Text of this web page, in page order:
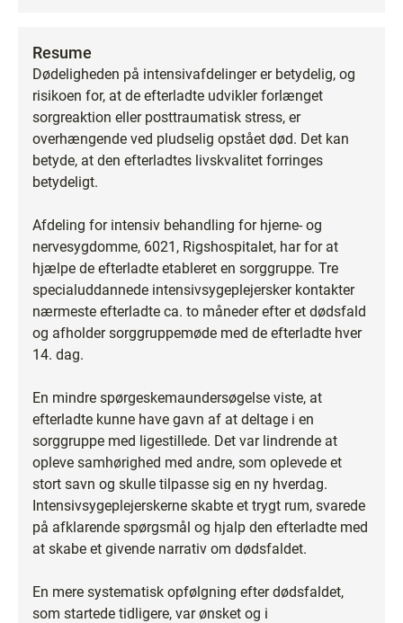
Resume
Dødeligheden på intensivafdelinger er betydelig, og
risikoen for, at de efterladte udvikler forlænget
sorgreaktion eller posttraumatisk stress, er
overhængende ved pludselig opstået død. Det kan
betyde, at den efterladtes livskvalitet forringes
betydeligt.
Afdeling for intensiv behandling for hjerne- og
nervesygdomme, 6021, Rigshospitalet, har for at
hjælpe de efterladte etableret en sorggruppe. Tre
specialuddannede intensivsygeplejersker kontakter
nærmeste efterladte ca. to måneder efter et dødsfald
og afholder sorggruppemøde med de efterladte hver
14. dag.
En mindre spørgeskemaundersøgelse viste, at
efterladte kunne have gavn af at deltage i en
sorggruppe med ligestillede. Det var lindrende at
opleve samhørighed med andre, som oplevede et
stort savn og skulle tilpasse sig en ny hverdag.
Intensivsygeplejerskerne skabte et trygt rum, svarede
på afklarende spørgsmål og hjalp den efterladte med
at skabe et givende narrativ om dødsfaldet.
En mere systematisk opfølgning efter dødsfaldet,
som startede tidligere, var ønsket og i